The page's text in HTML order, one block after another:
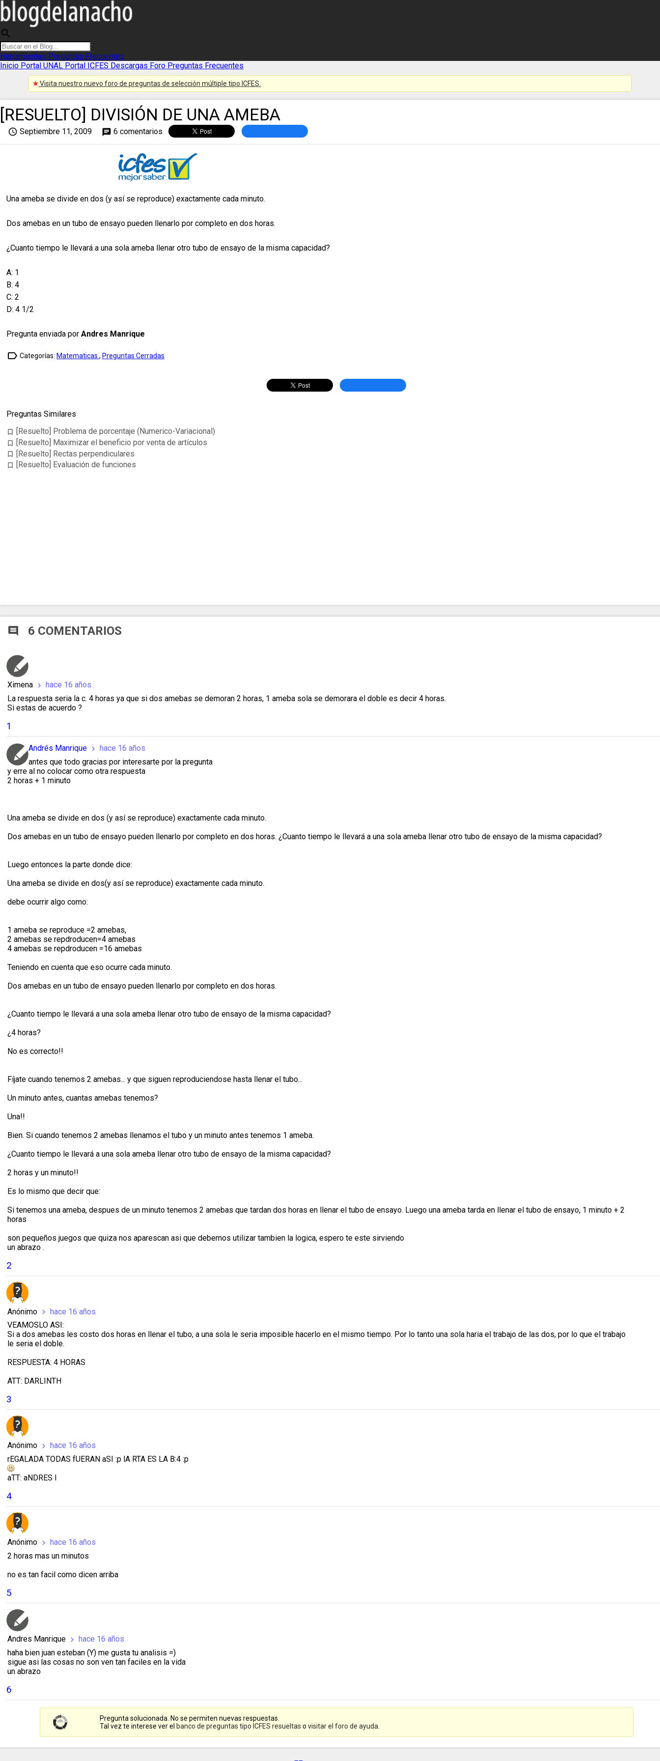
search
Herramientas Preguntas Frecuentes
Inicio Portal UNAL Portal ICFES Descargas Foro Preguntas Frecuentes
Visita nuestro nuevo foro de preguntas de selección múltiple tipo ICFES.
[RESUELTO] DIVISIÓN DE UNA AMEBA
access_time Septiembre 11, 2009 chat 6 comentarios
Una ameba se divide en dos (y así se reproduce) exactamente cada minuto.
Dos amebas en un tubo de ensayo pueden llenarlo por completo en dos horas.
¿Cuanto tiempo le llevará a una sola ameba llenar otro tubo de ensayo de la misma capacidad?
A: 1
B: 4
C: 2
D: 4 1/2
Pregunta enviada por Andres Manrique
label_outline Categorías: Matematicas , Preguntas Cerradas
Preguntas Similares
bookmark_border [Resuelto] Problema de porcentaje (Numerico-Variacional)
bookmark_border [Resuelto] Maximizar el beneficio por venta de artículos
bookmark_border [Resuelto] Rectas perpendiculares
bookmark_border [Resuelto] Evaluación de funciones
comment 6 COMENTARIOS
Ximena chevron_right hace 16 años
La respuesta seria la c. 4 horas ya que si dos amebas se demoran 2 horas, 1 ameba sola se demorara el doble es decir 4 horas.
Si estas de acuerdo ?
1
Andrés Manrique chevron_right hace 16 años
antes que todo gracias por interesarte por la pregunta
y erre al no colocar como otra respuesta
2 horas + 1 minuto
Una ameba se divide en dos (y así se reproduce) exactamente cada minuto.
Dos amebas en un tubo de ensayo pueden llenarlo por completo en dos horas. ¿Cuanto tiempo le llevará a una sola ameba llenar otro tubo de ensayo de la misma capacidad?
Luego entonces la parte donde dice:
Una ameba se divide en dos(y así se reproduce) exactamente cada minuto.
debe ocurrir algo como:
1 ameba se reproduce =2 amebas,
2 amebas se repdroducen=4 amebas
4 amebas se repdroducen =16 amebas
Teniendo en cuenta que eso ocurre cada minuto.
Dos amebas en un tubo de ensayo pueden llenarlo por completo en dos horas.
¿Cuanto tiempo le llevará a una sola ameba llenar otro tubo de ensayo de la misma capacidad?
¿4 horas?
No es correcto!!
Fíjate cuando tenemos 2 amebas... y que siguen reproduciendose hasta llenar el tubo...
Un minuto antes, cuantas amebas tenemos?
Una!!
Bien. Si cuando tenemos 2 amebas llenamos el tubo y un minuto antes tenemos 1 ameba.
¿Cuanto tiempo le llevará a una sola ameba llenar otro tubo de ensayo de la misma capacidad?
2 horas y un minuto!!
Es lo mismo que decir que:
Si tenemos una ameba, despues de un minuto tenemos 2 amebas que tardan dos horas en llenar el tubo de ensayo. Luego una ameba tarda en llenar el tubo de ensayo, 1 minuto + 2
horas
son pequeños juegos que quiza nos aparescan asi que debemos utilizar tambien la logica, espero te este sirviendo
un abrazo .
2
Anónimo chevron_right hace 16 años
VEAMOSLO ASI:
Si a dos amebas les costo dos horas en llenar el tubo, a una sola le seria imposible hacerlo en el mismo tiempo. Por lo tanto una sola haria el trabajo de las dos, por lo que el trabajo
le seria el doble.
RESPUESTA: 4 HORAS
ATT: DARLINTH
3
Anónimo chevron_right
hace 16 años
rEGALADA TODAS fUERAN aSI :p lA RTA ES LA B:4 :p
aTT: aNDRES l
4
Anónimo chevron_right hace 16 años
2 horas mas un minutos
no es tan facil como dicen arriba
5
Andres Manrique chevron_right hace 16 años
haha bien juan esteban (Y) me gusta tu analisis =)
sigue asi las cosas no son ven tan faciles en la vida
un abrazo
6
Pregunta solucionada. No se permiten nuevas respuestas.
Tal vez te interese ver el banco de preguntas tipo ICFES resueltas o visitar el foro de ayuda